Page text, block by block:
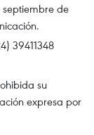
septiembre de
39411348
su
expresa por